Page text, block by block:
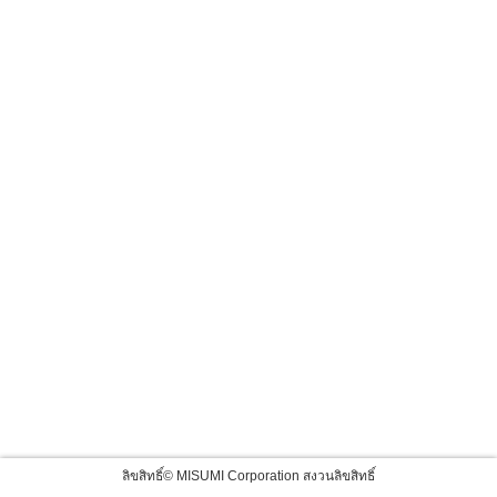
ลิขสิทธิ์© MISUMI Corporation สงวนลิขสิทธิ์